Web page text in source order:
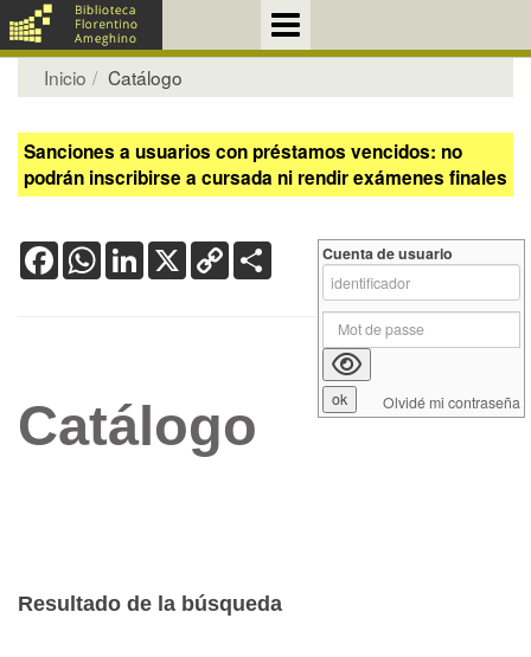
Inicio Catálogo
Sanciones a usuarios con préstamos vencidos: no
podrán inscribirse a cursada ni rendir exámenes finales
FacebookWhatsApp
LinkedIn
X Copy
Link
Catálogo
Resultado de la búsqueda
Cuenta de usuario
Olvidé mi contraseña